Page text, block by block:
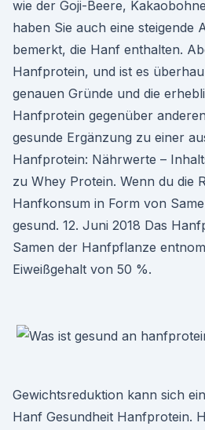
wie der Goji-Beere,
haben Sie auch eine steigende
bemerkt, die Hanf enthalten.
Hanfprotein, und ist es
genauen Gründe und die
Hanfprotein gegenüber
gesunde Ergänzung zu einer
Hanfprotein: Nährwerte –
zu Whey Protein. Wenn du die
Hanfkonsum in Form von
gesund. 12. Juni 2018 Das
Samen der Hanfpflanze
Eiweißgehalt von 50 %.
Gewichtsreduktion kann sich
Hanf Gesundheit Hanfprotein.